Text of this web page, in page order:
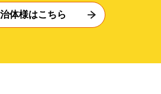
体様はこちら